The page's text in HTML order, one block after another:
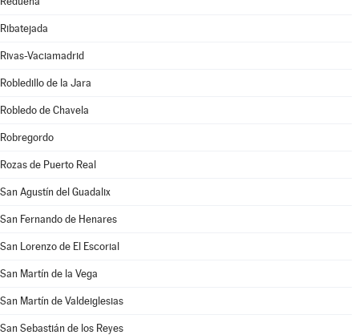
Ribatejada
Rivas-Vaciamadrid
Robledillo de la Jara
Robledo de Chavela
Robregordo
Rozas de Puerto Real
San Agustín del Guadalix
San Fernando de Henares
San Lorenzo de El Escorial
San Martín de la Vega
San Martín de Valdeiglesias
San Sebastián de los Reyes